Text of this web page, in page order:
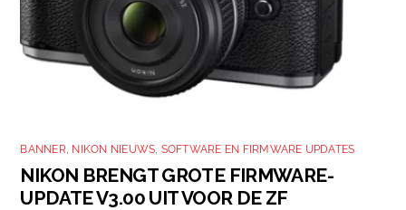
BANNER NIKON NIEUWS SOFTWARE EN FIRMWARE UPDATES
NIKON BRENGT GROTE FIRMWARE-
UPDATE V3.00 UIT VOOR DE ZF